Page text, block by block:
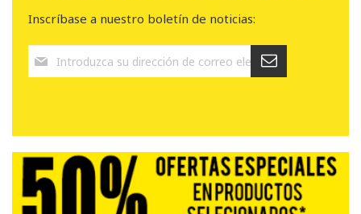
Inscríbase a nuestro boletín de noticias: